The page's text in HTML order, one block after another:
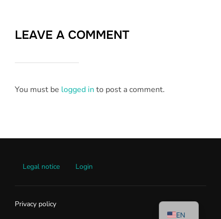
LEAVE A COMMENT
You must be logged in to post a comment.
Legal notice Login
Privacy policy
EN